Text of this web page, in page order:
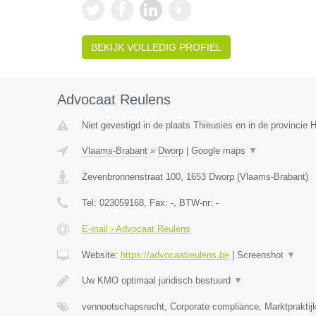
BEKIJK VOLLEDIG PROFIEL
Advocaat Reulens
Niet gevestigd in de plaats Thieusies en in de provincie
Vlaams-Brabant» Dworp| Google maps ▼
Zevenbronnenstraat 100, 1653 Dworp(Vlaams-Brabant)
Tel: 023059168, Fax: -, BTW-nr: -
E-mail › Advocaat Reulens
Website: https://advocaatreulens.be| Screenshot ▼
Uw KMO optimaal juridisch bestuurd ▼
vennootschapsrecht, Corporate compliance,